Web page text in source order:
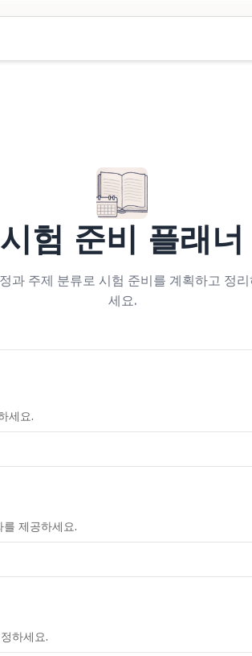
시험 준비 플래너
과 주제 분류로 시험 준비를 계획하고 정
세요.
세요.
제공하세요.
하세요.